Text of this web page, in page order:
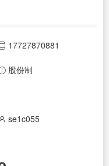
17727870881
股份制
se1c055